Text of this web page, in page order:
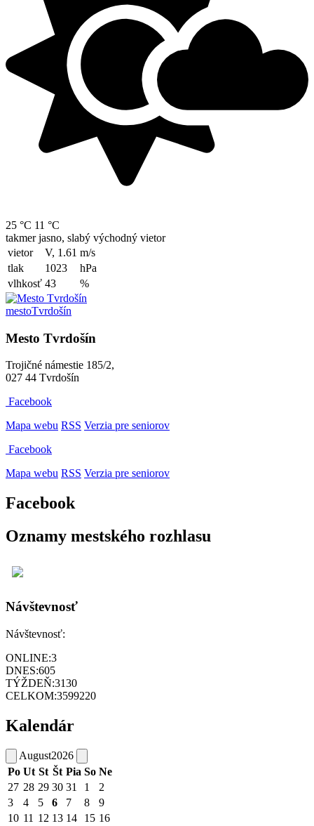
25 °C 11 °C
takmer jasno, slabý východný vietor
vietor
V, 1.61 m/s
tlak
1023
hPa
vlhkosť 43 %
mestoTvrdošín
Mesto Tvrdošín
Trojičné námestie 185/2,
027 44 Tvrdošín
Facebook
Mapa webu RSS Verzia pre seniorov
Facebook
Mapa webu RSS Verzia pre seniorov
Facebook
Oznamy mestského rozhlasu
Návštevnosť
Návštevnosť:
ONLINE:3
DNES:605
TÝŽDEŇ:3130
CELKOM:3599220
Kalendár
August2026
Po Ut St Št Pia So Ne
27 28 29 30 31 1
2
3
4 5 6 7 8
9
10 11 12 13 14 15 16